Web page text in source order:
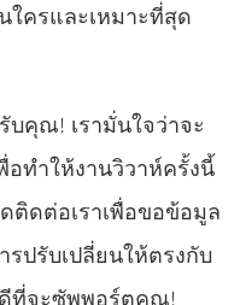
ครและเหมาะที่สุด
คุณ! เรามั่นใจว่าจะ
อทำให้งานวิวาห์ครั้งนี้
ดต่อเราเพื่อขอข้อมูล
รปรับเปลี่ยนให้ตรงกับ